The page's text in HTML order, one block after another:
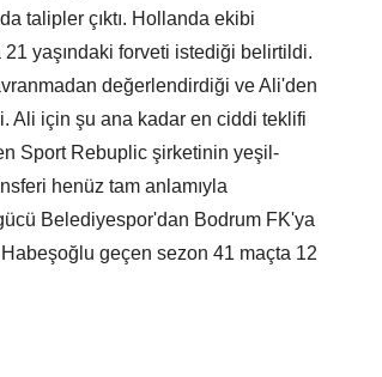
talipler çıktı. Hollanda ekibi
yaşındaki forveti istediği belirtildi.
değerlendirdiği ve Ali'den
Ali için şu ana kadar en ciddi teklifi
Sport Rebuplic şirketinin yeşil-
henüz tam anlamıyla
Belediyespor'dan Bodrum FK'ya
geçen sezon 41 maçta 12